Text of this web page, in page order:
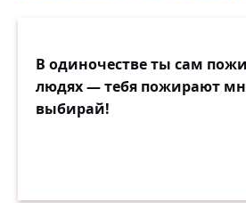
В одиночестве ты сам
людях — тебя пожирают
выбирай!